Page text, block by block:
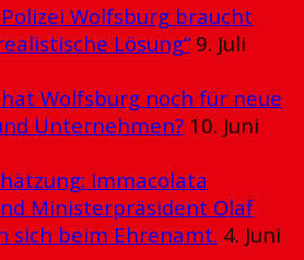
Wolfsburg braucht
Lösung“ 9. Juli
Wolfsburg noch für neue
Unternehmen? 10. Juni
Immacolata
Ministerpräsident Olaf
sich beim Ehrenamt. 4. Juni